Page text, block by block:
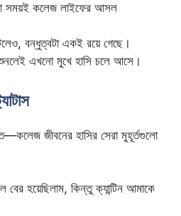
সময়ই কলেজ লাইফের আসল
বন্ধুত্বটা একই রয়ে গেছে।
এখনো মুখে হাসি চলে আসে।
জীবনের হাসির সেরা মুহূর্তগুলো
হয়েছিলাম, কিন্তু ক্যান্টিন আমাকে